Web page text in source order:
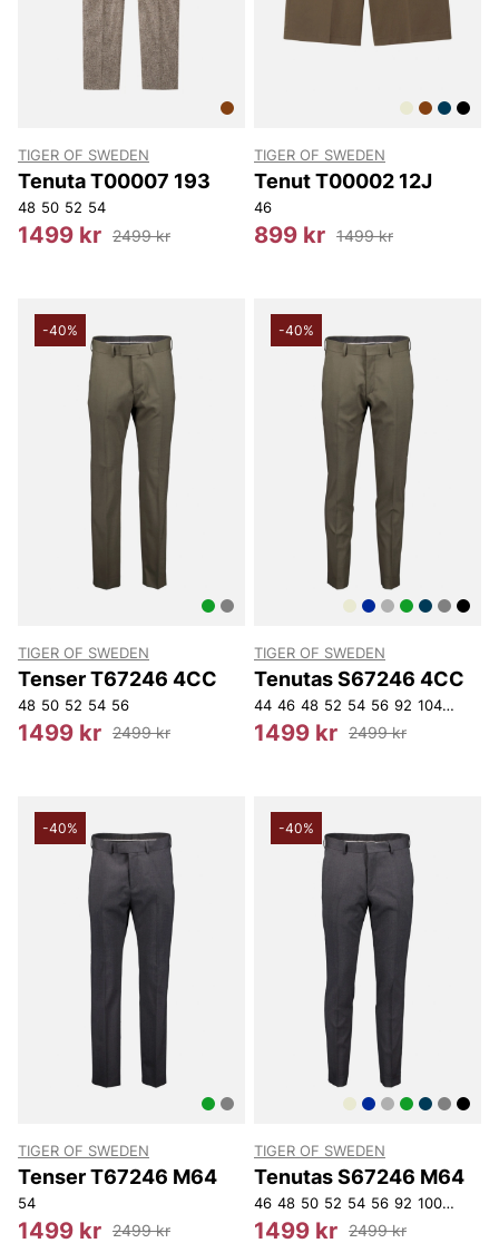
TIGER OF SWEDEN
Tenuta T00007 193
48 50 52 54
1499 kr 2499 kr
TIGER OF SWEDEN
Tenut T00002 12J
46
899 kr 1499 kr
-40%
TIGER OF SWEDEN
Tenser T67246 4CC
48 50 52 54 56
1499 kr 2499 kr
-40%
TIGER OF SWEDEN
Tenutas S67246 4CC
44 46 48 52 54 56 92 104 112
1499 kr 2499 kr
-40%
TIGER OF SWEDEN
Tenser T67246 M64
54
1499 kr 2499 kr
-40%
TIGER OF SWEDEN
Tenutas S67246 M64
46 48 50 52 54 56 92 100 104
1499 kr 2499 kr